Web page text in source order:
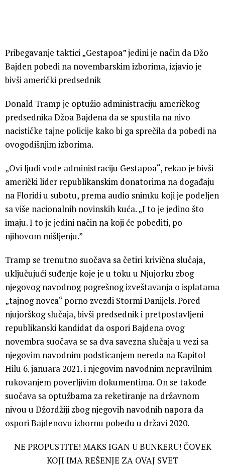
Pribegavanje taktici „Gestapoa” jedini je način da Džo
Bajden pobedi na novembarskim izborima, izjavio je
bivši američki predsednik
Donald Tramp je optužio administraciju američkog
predsednika Džoa Bajdena da se spustila na nivo
nacističke tajne policije kako bi ga sprečila da pobedi na
ovogodišnjim izborima.
„Ovi ljudi vode administraciju Gestapoa“, rekao je bivši
američki lider republikanskim donatorima na događaju
na Floridi u subotu, prema audio snimku koji je podeljen
sa više nacionalnih novinskih kuća. „I to je jedino što
imaju. I to je jedini način na koji će pobediti, po
njihovom mišljenju.”
Tramp se trenutno suočava sa četiri krivična slučaja,
uključujući suđenje koje je u toku u Njujorku zbog
njegovog navodnog pogrešnog izveštavanja o isplatama
„tajnog novca“ porno zvezdi Stormi Danijels. Pored
njujorškog slučaja, bivši predsednik i pretpostavljeni
republikanski kandidat da ospori Bajdena ovog
novembra suočava se sa dva savezna slučaja u vezi sa
njegovim navodnim podsticanjem nereda na Kapitol
Hilu 6. januara 2021. i njegovim navodnim nepravilnim
rukovanjem poverljivim dokumentima. On se takođe
suočava sa optužbama za reketiranje na državnom
nivou u Džordžiji zbog njegovih navodnih napora da
ospori Bajdenovu izbornu pobedu u državi 2020.
NE PROPUSTITE! MAKS IGAN U BUNKERU! ČOVEK
KOJI IMA REŠENJE ZA OVAJ SVET